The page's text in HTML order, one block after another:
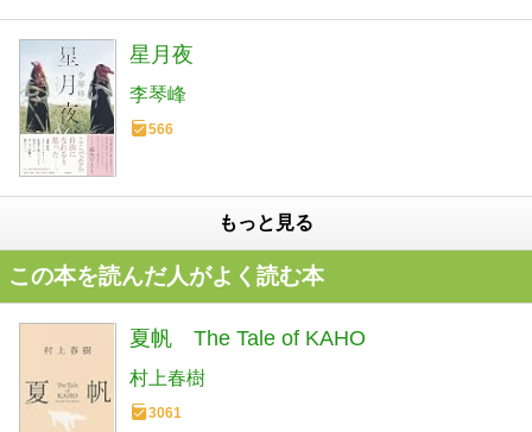
星月夜
李琴峰
566
もっと見る
この本を読んだ人がよく読む本
夏帆 The Tale of KAHO
村上春樹
3061